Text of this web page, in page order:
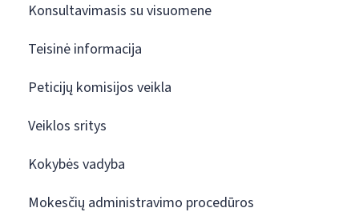
Konsultavimasis su visuomene
Teisinė informacija
Peticijų komisijos veikla
Veiklos sritys
Kokybės vadyba
Mokesčių administravimo procedūros